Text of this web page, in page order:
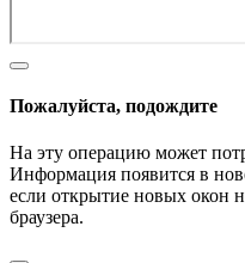
Пожалуйста, подождите
На эту операцию может
Информация появится в
если открытие новых окон
браузера.